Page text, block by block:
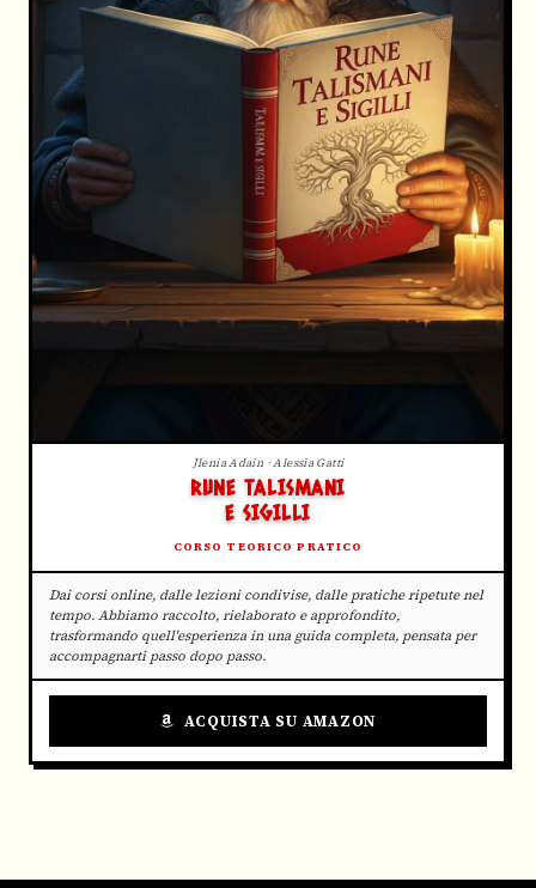
Jlenia Adain · Alessia Gatti
RUNE TALISMANI
E SIGILLI
CORSO TEORICO PRATICO
Dai corsi online, dalle lezioni condivise, dalle pratiche ripetute nel
tempo. Abbiamo raccolto, rielaborato e approfondito,
trasformando quell'esperienza in una guida completa, pensata per
accompagnarti passo dopo passo.
ACQUISTA SU AMAZON